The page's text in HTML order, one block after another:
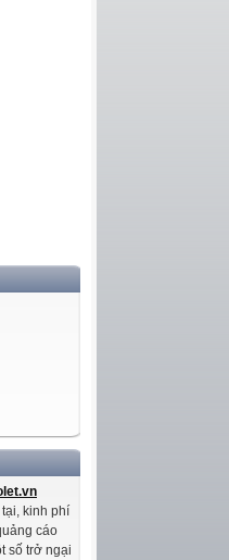
tại, kinh phí
cáo
số trở ngại